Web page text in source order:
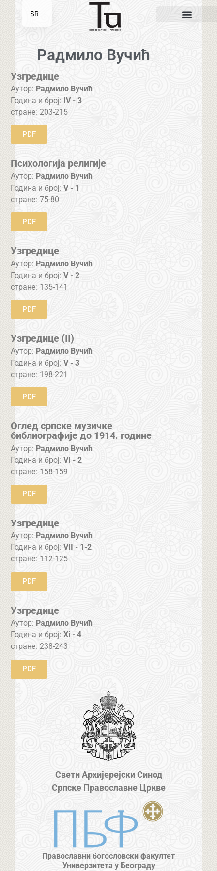
Радмило Вучић
Узгредице
Аутор: Радмило Вучић
Година и број: IV - 3
стране: 203-215
PDF
Психологија религије
Аутор: Радмило Вучић
Година и број:V - 1
стране: 75-80
PDF
Узгредице
Аутор: Радмило Вучић
Година и број:V - 2
стране: 135-141
PDF
Узгредице (II)
Аутор: Радмило Вучић
Година и број:V - 3
стране: 198-221
PDF
Оглед српске музичке
библиографије до 1914. године
Аутор: Радмило Вучић
Година и број:VI - 2
стране: 158-159
PDF
Узгредице
Аутор: Радмило Вучић
Година и број:VII - 1-2
стране: 112-125
PDF
Узгредице
Аутор: Радмило Вучић
Година и број:Xi - 4
стране: 238-243
PDF
Свети Архијерејски Синод
Српске Православне Цркве
Православни богословски факултет
Универзитета у Београду
SR
EN